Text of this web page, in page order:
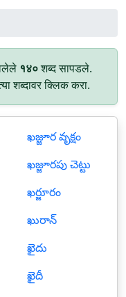
१४०शब्द सापडले.
शब्दावर क्लिक करा.
ఖజ్జూర వృక్షం
ఖజ్జూరపు చెట్టు
ఖర్జూరం
ఖురాన్
ఖైదు
ఖైదీ